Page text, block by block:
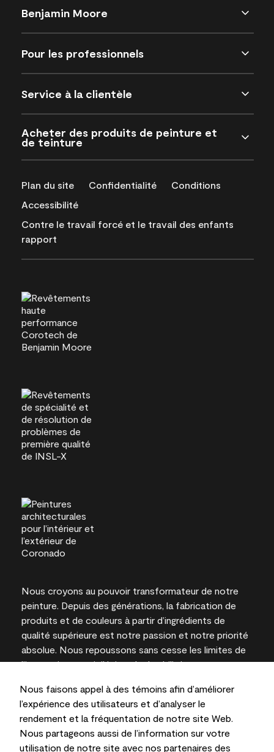
Nous faisons appel à des témoins afin d’améliorer
l’expérience des utilisateurs et d’analyser le
rendement et la fréquentation de notre site Web.
Nous partageons aussi de l’information sur votre
utilisation de notre site avec nos partenaires des
Benjamin Moore
Pour les professionnels
Service à la clientèle
Acheter des produits de peinture et
de teinture
Plan du site Confidentialité
Conditions
Accessibilité
Contre le travail forcé et le travail des enfants
rapport
Nous croyons au pouvoir transformateur de notre
peinture. Depuis des générations, la fabrication de
produits et de couleurs à partir d’ingrédients de
qualité supérieure est notre passion et notre priorité
absolue. Nous repoussons sans cesse les limites de
l’innovation et privilégions la durabilité pour
l’expertise locale.
Les couleurs représentées à l’écran et sur les